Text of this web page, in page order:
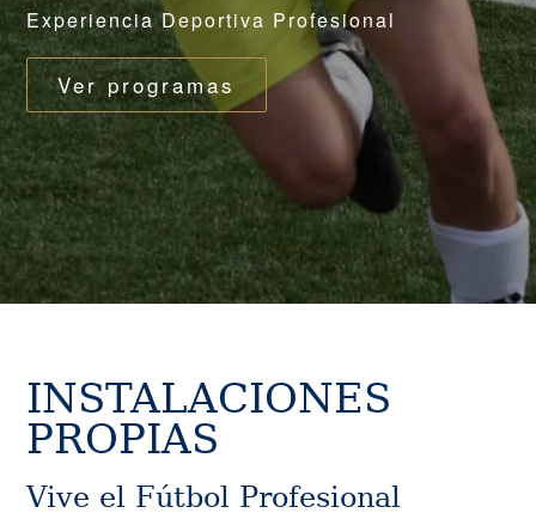
Experiencia Deportiva Profesional
Ver programas
INSTALACIONES
PROPIAS
Vive el Fútbol Profesional